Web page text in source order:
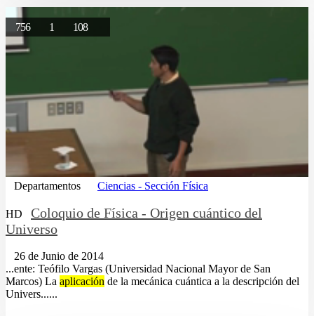
756 1 108
Departamentos Ciencias - Sección Física
HD
Coloquio de Física - Origen cuántico del
Universo
26 de Junio de 2014
...ente: Teófilo Vargas (Universidad Nacional Mayor de San
Marcos) La aplicación de la mecánica cuántica a la descripción del
Univers......